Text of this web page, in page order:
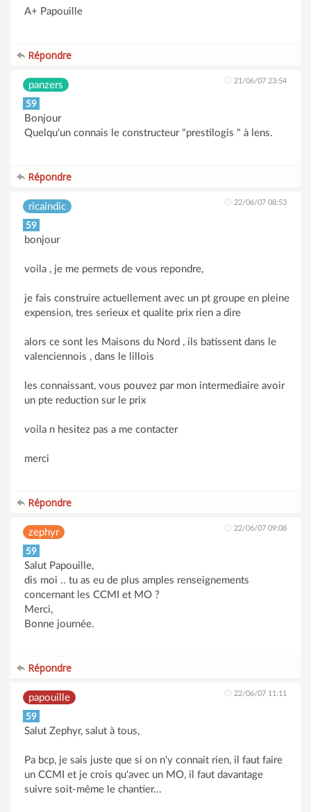
A+ Papouille
Répondre
panzers 21/06/07 23:54
59
Bonjour
Quelqu'un connais le constructeur "prestilogis " à lens.
Répondre
ricaindic 22/06/07 08:53
59
bonjour
voila , je me permets de vous repondre,
je fais construire actuellement avec un pt groupe en pleine
expension, tres serieux et qualite prix rien a dire
alors ce sont les Maisons du Nord , ils batissent dans le
valenciennois , dans le lillois
les connaissant, vous pouvez par mon intermediaire avoir
un pte reduction sur le prix
voila n hesitez pas a me contacter
merci
Répondre
zephyr 22/06/07 09:08
59
Salut Papouille,
dis moi .. tu as eu de plus amples renseignements
concernant les CCMI et MO ?
Merci,
Bonne journée.
Répondre
papouille 22/06/07 11:11
59
Salut Zephyr, salut à tous,
Pa bcp, je sais juste que si on n'y connait rien, il faut faire
un CCMI et je crois qu'avec un MO, il faut davantage
suivre soit-même le chantier...